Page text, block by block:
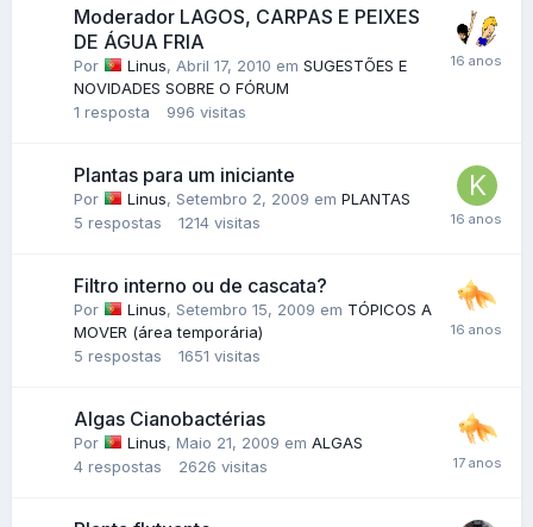
Moderador LAGOS, CARPAS E PEIXES
DE ÁGUA FRIA
Por Linus, Abril 17, 2010 em SUGESTÕES E
NOVIDADES SOBRE O FÓRUM
1 resposta 996 visitas
Plantas para um iniciante
Por Linus, Setembro 2, 2009 em PLANTAS
5 respostas 1214 visitas
Filtro interno ou de cascata?
Por Linus, Setembro 15, 2009 em TÓPICOS A
MOVER (área temporária)
5 respostas 1651 visitas
Algas Cianobactérias
Por Linus, Maio 21, 2009 em ALGAS
4 respostas 2626 visitas